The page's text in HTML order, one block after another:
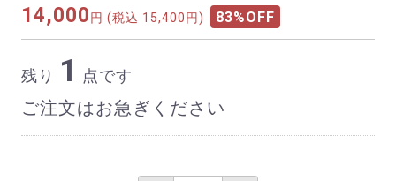
14,000 円 (税込 15,400円) 83%OFF
残り 1 点です
ご注文はお急ぎください